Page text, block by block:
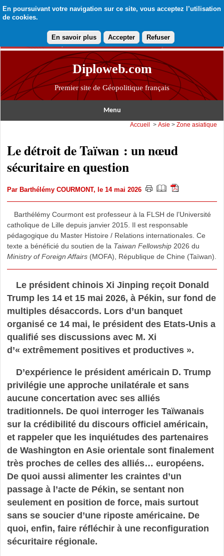
En poursuivant votre navigation sur ce site, vous acceptez l’utilisation
de cookies.
En savoir plus Accepter Refuser
Diploweb.com
Premier site de Géopolitique français
Menu
Accueil >Asie >Zone asiatique
Le détroit de Taïwan : un nœud
sécuritaire en question
Par Barthélémy COURMONT, le 14 mai 2026
Barthélémy Courmont est professeur à la FLSH de l’Université
catholique de Lille depuis janvier 2015. Il est responsable
pédagogique du Master Histoire / Relations internationales. Ce
texte a bénéficié du soutien de la Taiwan Fellowship2026 du
Ministry of Foreign Affairs(MOFA), République de Chine (Taïwan).
Le président chinois Xi Jinping reçoit Donald
Trump les 14 et 15 mai 2026, à Pékin, sur fond de
multiples désaccords. Lors d’un banquet
organisé ce 14 mai, le président des Etats-Unis a
qualifié ses discussions avec M. Xi
d’« extrêmement positives et productives ».
D’expérience le président américain D. Trump
privilégie une approche unilatérale et sans
aucune concertation avec ses alliés
traditionnels. De quoi interroger les Taïwanais
sur la crédibilité du discours officiel américain,
et rappeler que les inquiétudes des partenaires
de Washington en Asie orientale sont finalement
très proches de celles des alliés… européens.
De quoi aussi alimenter les craintes d’un
passage à l’acte de Pékin, se sentant non
seulement en position de force, mais surtout
sans se soucier d’une riposte américaine. De
quoi, enfin, faire réfléchir à une reconfiguration
sécuritaire régionale.